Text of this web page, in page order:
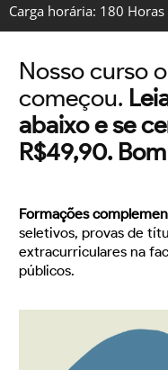
Carga horária: 180 Horas
Nosso curso
começou.
abaixo e se
R$49,90.
Formações
seletivos, provas de
extracurriculares na
públicos.